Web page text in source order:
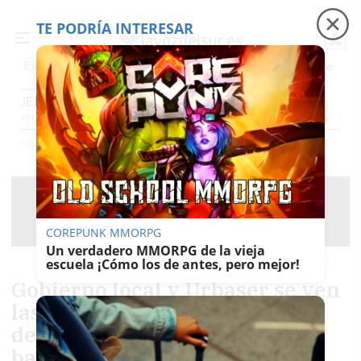
Es noticia Precio luz Padre Coraje Fábrica de botellas
JEREZ
JerezProvincia CádizCádizSevillaMálagaHuelvaGranadaCórdoba
Ediciones Jerez
Gobierno local y Urbaser se ven
las caras para tratar de
desbloquear otra huelga en la
TE PODRÍA INTERESAR
COREPUNK MMORPG
Un verdadero MMORPG de la vieja
escuela ¡Cómo los de antes, pero mejor!